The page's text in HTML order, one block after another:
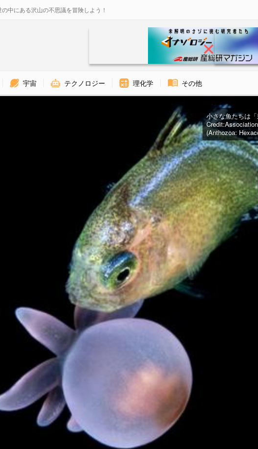
中にある沢山の不思議を冒険しよう！
宇宙 テクノロジー 理化学 その他
小さな魚たちは
Credit:
(Anthozoa: